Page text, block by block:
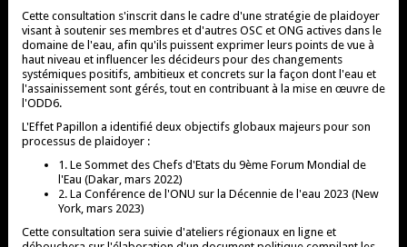
Cette consultation s'inscrit dans le cadre d'une stratégie de plaidoyer
visant à soutenir ses membres et d'autres OSC et ONG actives dans le
domaine de l'eau, afin qu'ils puissent exprimer leurs points de vue à
haut niveau et influencer les décideurs pour des changements
systémiques positifs, ambitieux et concrets sur la façon dont l'eau et
l'assainissement sont gérés, tout en contribuant à la mise en œuvre de
l'ODD6.
L'Effet Papillon a identifié deux objectifs globaux majeurs pour son
processus de plaidoyer :
1. Le Sommet des Chefs d'Etats du 9ème Forum Mondial de
l'Eau (Dakar, mars 2022)
2. La Conférence de l'ONU sur la Décennie de l'eau 2023 (New
York, mars 2023)
Cette consultation sera suivie d'ateliers régionaux en ligne et